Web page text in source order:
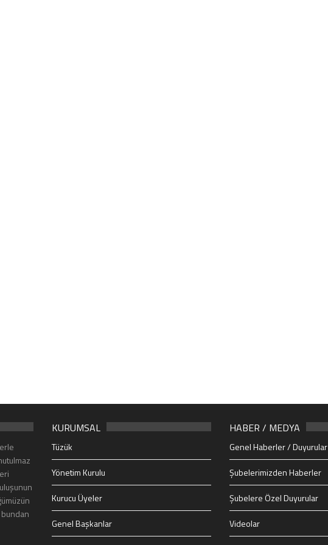
KURUMSAL
Tüzük
Yönetim Kurulu
Kurucu Üyeler
Genel Başkanlar
HABER / MEDYA
Genel Haberler / Duyurular
Şubelerimizden Haberler
Şubelere Özel Duyurular
Videolar